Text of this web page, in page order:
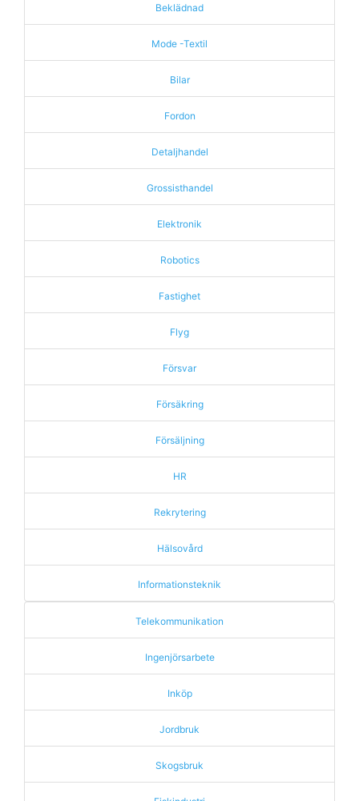
Beklädnad
Mode -Textil
Bilar
Fordon
Detaljhandel
Grossisthandel
Elektronik
Robotics
Fastighet
Flyg
Försvar
Försäkring
Försäljning
HR
Rekrytering
Hälsovård
Informationsteknik
Telekommunikation
Ingenjörsarbete
Inköp
Jordbruk
Skogsbruk